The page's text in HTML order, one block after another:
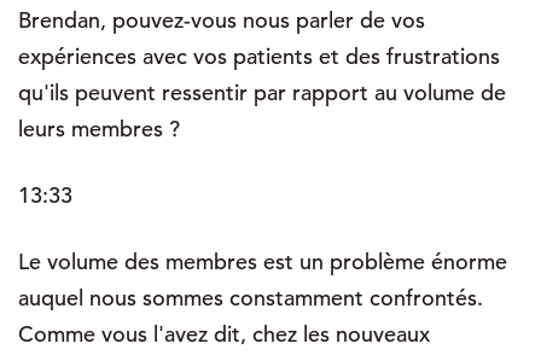
Brendan, pouvez-vous nous parler de vos
expériences avec vos patients et des frustrations
qu'ils peuvent ressentir par rapport au volume de
leurs membres ?
13:33
Le volume des membres est un problème énorme
auquel nous sommes constamment confrontés.
Comme vous l'avez dit, chez les nouveaux